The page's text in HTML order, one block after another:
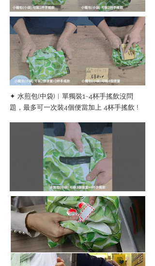
✦ 水煎包(中袋)︱單獨裝1~4杯手搖飲沒問
題，最多可一次裝4個便當加上 4杯手搖飲 !